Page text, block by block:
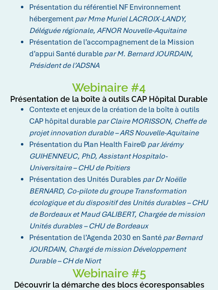
Présentation du référentiel NF Environnement
hébergement par Mme Muriel LACROIX-LANDY,
Déléguée régionale, AFNOR Nouvelle-Aquitaine
Présentation de l’accompagnement de la Mission
d’appui Santé durable par M. Bernard JOURDAIN,
Président de l’ADSNA
Webinaire #4
Présentation de la boîte à outils CAP Hôpital Durable
Contexte et enjeux de la création de la boîte à outils
CAP hôpital durable par Claire MORISSON, Cheffe de
projet innovation durable – ARS Nouvelle-Aquitaine
Présentation du Plan Health Faire© par Jérémy
GUIHENNEUC, PhD, Assistant Hospitalo-
Universitaire – CHU de Poitiers
Présentation des Unités Durables par Dr Noëlle
BERNARD, Co-pilote du groupe Transformation
écologique et du dispositif des Unités durables – CHU
de Bordeaux et Maud GALIBERT, Chargée de mission
Unités durables – CHU de Bordeaux
Présentation de l’Agenda 2030 en Santé par Bernard
JOURDAIN, Chargé de mission Développement
Durable – CH de Niort
Webinaire #5
Découvrir la démarche des blocs écoresponsables